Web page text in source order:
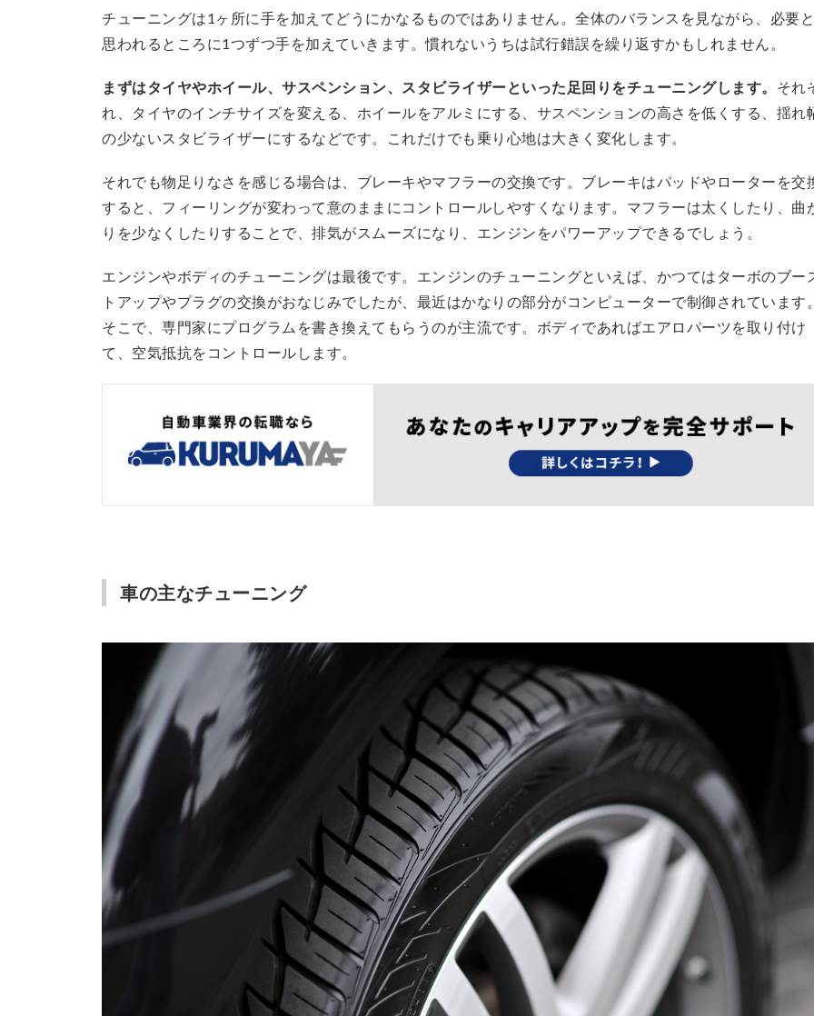
チューニングは1ヶ所に手を加えてどうにかなるものではありません。全体のバランスを見ながら、必要と
思われるところに1つずつ手を加えていきます。慣れないうちは試行錯誤を繰り返すかもしれません。
まずはタイヤやホイール、サスペンション、スタビライザーといった足回りをチューニングします。 それ
れ、タイヤのインチサイズを変える、ホイールをアルミにする、サスペンションの高さを低くする、揺れ
の少ないスタビライザーにするなどです。これだけでも乗り心地は大きく変化します。
それでも物足りなさを感じる場合は、ブレーキやマフラーの交換です。ブレーキはパッドやローターを交
すると、フィーリングが変わって意のままにコントロールしやすくなります。マフラーは太くしたり、曲
りを少なくしたりすることで、排気がスムーズになり、エンジンをパワーアップできるでしょう。
エンジンやボディのチューニングは最後です。エンジンのチューニングといえば、かつてはターボのブー
トアップやプラグの交換がおなじみでしたが、最近はかなりの部分がコンピューターで制御されています。
そこで、専門家にプログラムを書き換えてもらうのが主流です。ボディであればエアロパーツを取り付け
て、空気抵抗をコントロールします。
車の主なチューニング